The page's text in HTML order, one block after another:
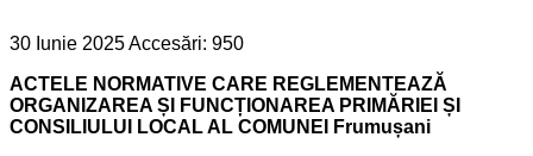
30 Iunie 2025Accesări: 950
ACTELE NORMATIVE CARE REGLEMENTEAZĂ
ORGANIZAREA ȘI FUNCȚIONAREA PRIMĂRIEI ȘI
CONSILIULUI LOCAL AL COMUNEI Frumușani